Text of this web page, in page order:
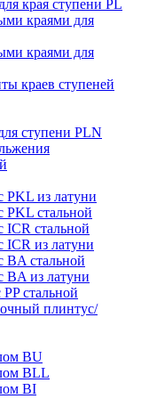
края ступени PL
краями для
краями для
краев ступеней
ступени PLN
PKL из латуни
стальной
стальной
из латуни
BA стальной
BA из латуни
стальной
плинтус/
BU
BLL
BI